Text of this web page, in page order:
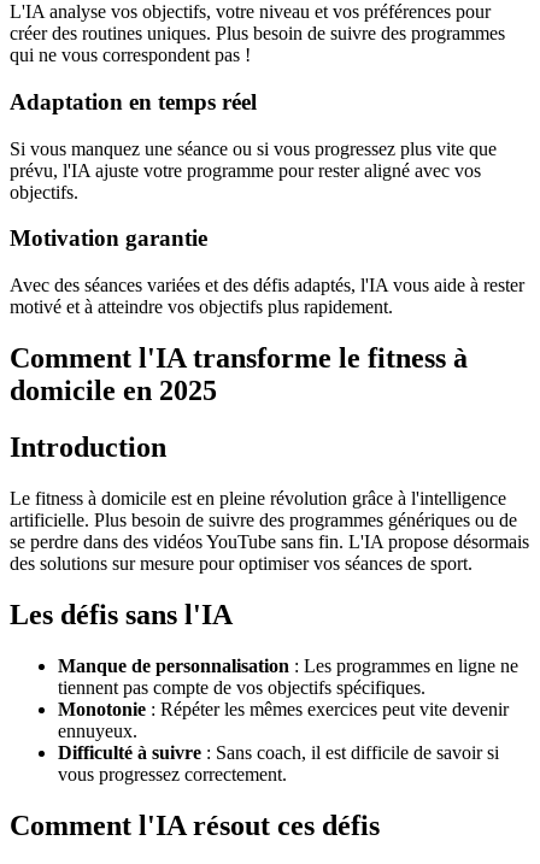
L'IA analyse vos objectifs, votre niveau et vos préférences pour
créer des routines uniques. Plus besoin de suivre des programmes
qui ne vous correspondent pas !
Adaptation en temps réel
Si vous manquez une séance ou si vous progressez plus vite que
prévu, l'IA ajuste votre programme pour rester aligné avec vos
objectifs.
Motivation garantie
Avec des séances variées et des défis adaptés, l'IA vous aide à rester
motivé et à atteindre vos objectifs plus rapidement.
Comment l'IA transforme le fitness à
domicile en 2025
Introduction
Le fitness à domicile est en pleine révolution grâce à l'intelligence
artificielle. Plus besoin de suivre des programmes génériques ou de
se perdre dans des vidéos YouTube sans fin. L'IA propose désormais
des solutions sur mesure pour optimiser vos séances de sport.
Les défis sans l'IA
Manque de personnalisation : Les programmes en ligne ne
tiennent pas compte de vos objectifs spécifiques.
Monotonie : Répéter les mêmes exercices peut vite devenir
ennuyeux.
Difficulté à suivre : Sans coach, il est difficile de savoir si
vous progressez correctement.
Comment l'IA résout ces défis